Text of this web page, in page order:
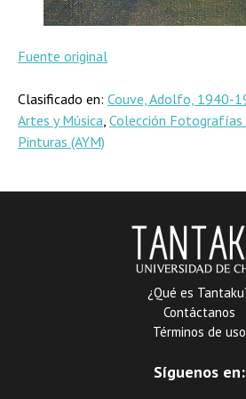
Fuente original
Clasificado en: Couve, Adolfo, 1940-
Artes y Música, Colección Fotografías
Pinturas (AYM)
¿Qué es
Contáctanos
Términos de uso
Síguenos en: